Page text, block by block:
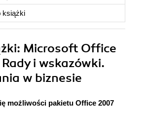
książki
: Microsoft Office
i wskazówki.
w biznesie
możliwości pakietu Office 2007